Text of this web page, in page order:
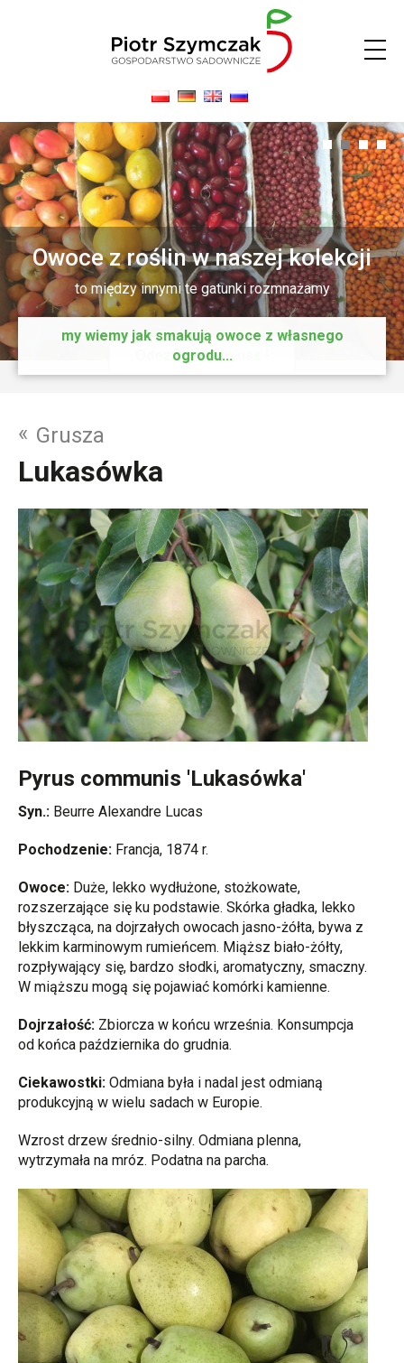
Owoce z roślin w naszej kolekcji
to między innymi te gatunki rozmnażamy
my wiemy jak smakują owoce z własnego
ogrodu...
0 1 2 3
« Grusza
Lukasówka
Pyrus communis 'Lukasówka'
Syn.: Beurre Alexandre Lucas
Pochodzenie: Francja, 1874 r.
Owoce: Duże, lekko wydłużone, stożkowate,
rozszerzające się ku podstawie. Skórka gładka, lekko
błyszcząca, na dojrzałych owocach jasno-żółta, bywa z
lekkim karminowym rumieńcem. Miąższ biało-żółty,
rozpływający się, bardzo słodki, aromatyczny, smaczny.
W miąższu mogą się pojawiać komórki kamienne.
Dojrzałość: Zbiorcza w końcu września. Konsumpcja
od końca października do grudnia.
Ciekawostki: Odmiana była i nadal jest odmianą
produkcyjną w wielu sadach w Europie.
Wzrost drzew średnio-silny. Odmiana plenna,
wytrzymała na mróz. Podatna na parcha.